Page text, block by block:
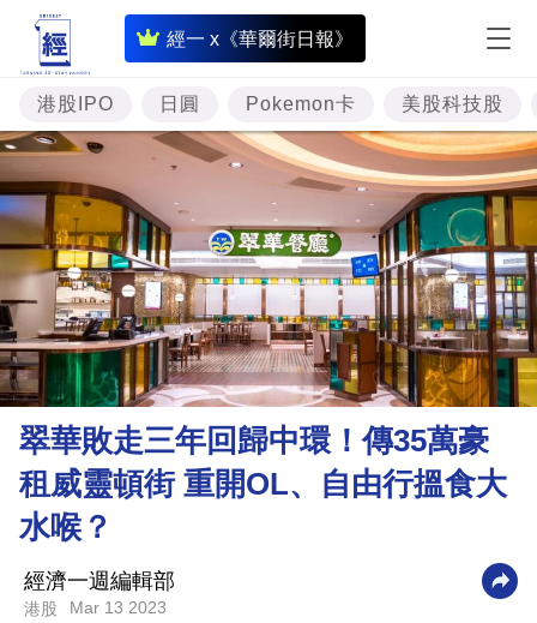
經一 x《華爾街日報》
即
時
財
經
題
投
資
樓
理
財
商
科
技
港股IPO 日圓 Pokemon卡 美股科技股
翠華敗走三年回歸中環！傳35萬豪
租威靈頓街 重開OL、自由行搵食大
水喉？
經濟一週編輯部
港股 Mar 13 2023